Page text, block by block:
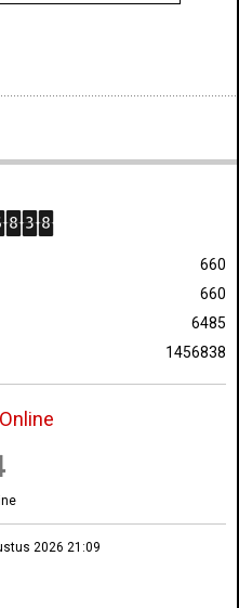
660
660
6485
1456838
2026 21:09